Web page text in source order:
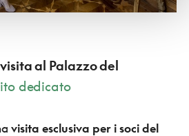
al Palazzo del
dedicato
visita esclusiva per i soci del